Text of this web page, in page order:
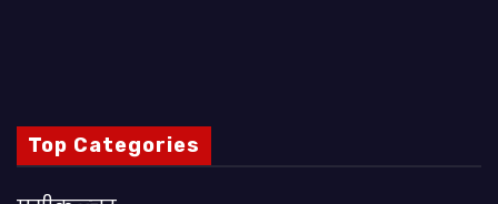
Top Categories